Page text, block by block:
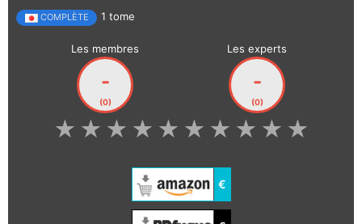
COMPLÈTE 1 tome
Les membres
-
(0)
Les experts
-
(0)
★
★
★
★
★
★
★
★
★
★
€